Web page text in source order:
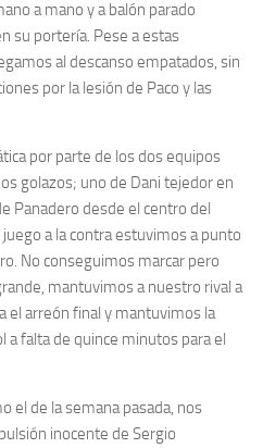
a mano y a balón parado
su portería. Pese a estas
al descanso empatados, sin
por la lesión de Paco y las
por parte de los dos equipos
golazos; uno de Dani tejedor en
Panadero desde el centro del
a la contra estuvimos a punto
No conseguimos marcar pero
mantuvimos a nuestro rival a
el arreón final y mantuvimos la
a falta de quince minutos para el
el de la semana pasada, nos
inocente de Sergio